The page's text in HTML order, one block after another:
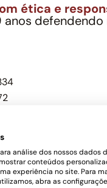
ética e
anos defendendo
Meta Platforms,
públicos oficiais.
análise dos nossos dados
conteúdos
experiência no site. Para
abra as